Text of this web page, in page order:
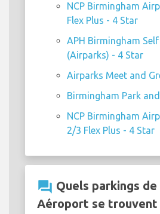
NCP Birmingham
Flex Plus - 4 Star
APH Birmingham
(Airparks) - 4 Star
Airparks Meet and
Birmingham Park
NCP Birmingham
2/3 Flex Plus - 4 Star
question_answer Quels parkings
Aéroport se trouvent